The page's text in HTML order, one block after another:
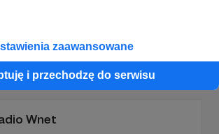
zaawansowane
i przechodzę do serwisu
autorzy
Wnet